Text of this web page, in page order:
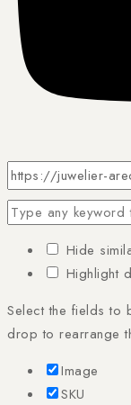
Hide
Highlight
Select the fields to
drop to rearrange
Image
SKU